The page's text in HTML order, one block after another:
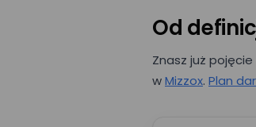
Od
Znasz już
wMizzox. Plan